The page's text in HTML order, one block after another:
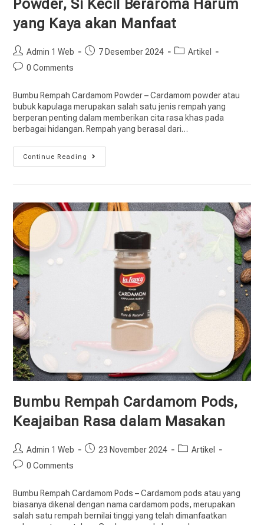
Powder, Si Kecil Beraroma Harum
yang Kaya akan Manfaat
Admin 1 Web 7 Desember 2024
Artikel
0 Comments
Bumbu Rempah Cardamom Powder – Cardamom powder atau
bubuk kapulaga merupakan salah satu jenis rempah yang
berperan penting dalam memberikan cita rasa khas pada
berbagai hidangan. Rempah yang berasal dari…
Continue Reading
Bumbu Rempah Cardamom Pods,
Keajaiban Rasa dalam Masakan
Admin 1 Web 23 November 2024
Artikel
0 Comments
Bumbu Rempah Cardamom Pods – Cardamom pods atau yang
biasanya dikenal dengan nama cardamom pods, merupakan
salah satu rempah bernilai tinggi yang telah dimanfaatkan